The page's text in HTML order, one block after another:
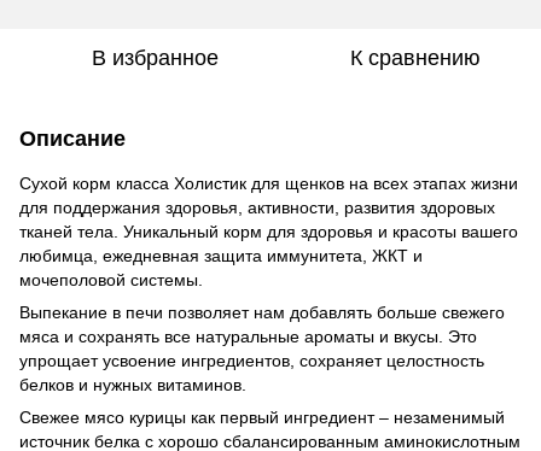
В избранное К сравнению
Описание
Сухой корм класса Холистик для щенков на всех этапах жизни
для поддержания здоровья, активности, развития здоровых
тканей тела. Уникальный корм для здоровья и красоты вашего
любимца, ежедневная защита иммунитета, ЖКТ и
мочеполовой системы.
Выпекание в печи позволяет нам добавлять больше свежего
мяса и сохранять все натуральные ароматы и вкусы. Это
упрощает усвоение ингредиентов, сохраняет целостность
белков и нужных витаминов.
Свежее мясо курицы как первый ингредиент – незаменимый
источник белка с хорошо сбалансированным аминокислотным